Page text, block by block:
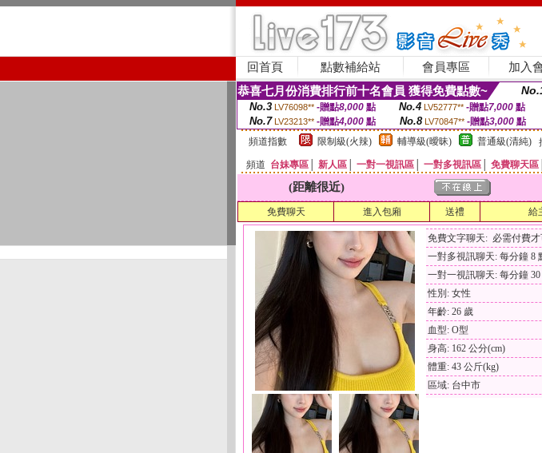
回首頁 點數補給站 會員專區 加入
恭喜七月份消費排行前十名會員 獲得免費點數~
No.3 LV76098** -贈點8,000點 No.4 LV52777** -贈點7,000點
No.7 LV23213** -贈點4,000 點 No.8 LV70847** -贈點3,000 點
頻道指數
限制級(火辣) 輔導級(曖昧) 普通級(清純)
頻道 台妹專區 新人區 一對一視訊區 一對多視訊區 免費聊天區
(距離很近)
免費聊天 進入包廂 送禮 給
免費文字聊天: 必需付費才
一對多視訊聊天: 每分鐘 8
一對一視訊聊天: 每分鐘
性別: 女性
年齡: 26 歲
血型: O型
身高: 162 公分(cm)
體重: 43 公斤(kg)
區域: 台中市